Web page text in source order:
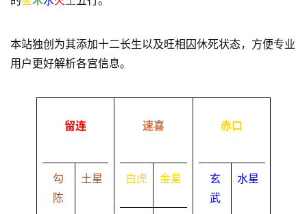
本站独创为其添加十二长生以及旺相囚休死状态，方便专业
用户更好解析各宫信息。
留连
勾
陈
土星
速喜
白虎 金星
赤口
玄
武
水星